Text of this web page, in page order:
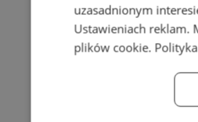
uzasadnionym
Ustawieniach reklam.
plików cookie.